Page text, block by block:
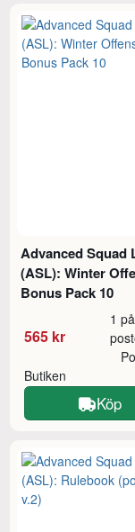
Advanced Squad
(ASL): Winter
Bonus Pack 10
565 kr
1 på
Butiken
Köp